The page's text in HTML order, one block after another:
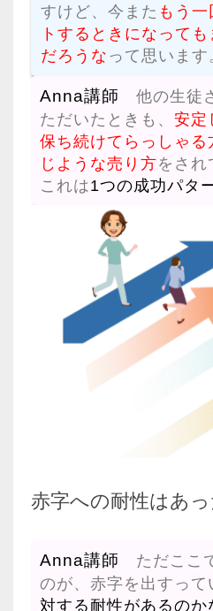
すけど、今また もう
トするときになって
だろうなって思います
Anna講師 他の生徒
ただいたときも、 安定
保ち続けてらっしゃる
じような売り方をされ
これは1つの成功パタ
赤字への耐性はあっ
Anna講師 ただここ
のが、赤字を出すって
対する耐性があるの